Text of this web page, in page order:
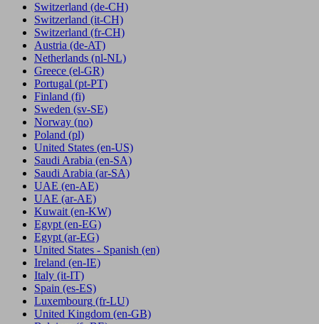
Switzerland (de-CH)
Switzerland (it-CH)
Switzerland (fr-CH)
Austria (de-AT)
Netherlands (nl-NL)
Greece (el-GR)
Portugal (pt-PT)
Finland (fi)
Sweden (sv-SE)
Norway (no)
Poland (pl)
United States (en-US)
Saudi Arabia (en-SA)
Saudi Arabia (ar-SA)
UAE (en-AE)
UAE (ar-AE)
Kuwait (en-KW)
Egypt (en-EG)
Egypt (ar-EG)
United States - Spanish (en)
Ireland (en-IE)
Italy (it-IT)
Spain (es-ES)
Luxembourg (fr-LU)
United Kingdom (en-GB)